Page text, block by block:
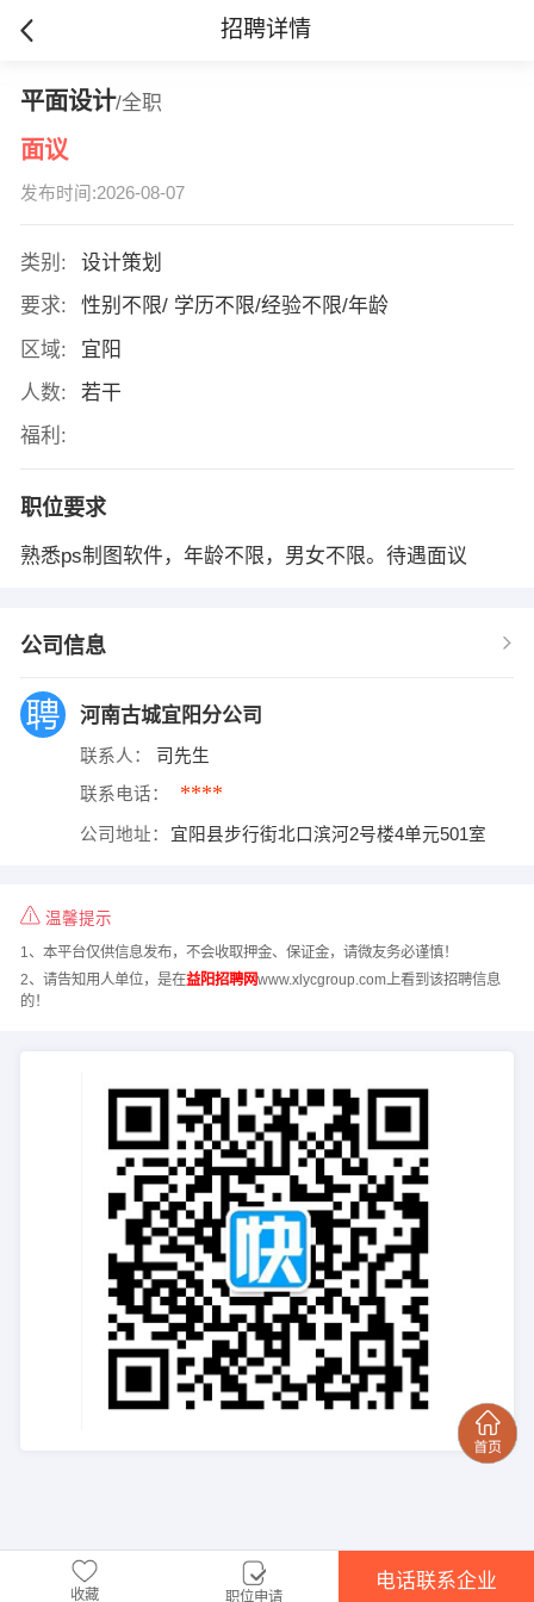
招聘详情
平面设计/全职
面议
发布时间:2026-08-07
类别:
设计策划
要求:
性别不限/ 学历不限/经验不限/年龄
区域:
宜阳
人数:
若干
福利:
职位要求
熟悉ps制图软件，年龄不限，男女不限。待遇面议
公司信息
河南古城宜阳分公司
联系人： 司先生
联系电话： ****
公司地址： 宜阳县步行街北口滨河2号楼4单元501室
温馨提示
1、本平台仅供信息发布，不会收取押金、保证金，请微友务必谨慎！
2、请告知用人单位，是在益阳招聘网www.xlycgroup.com上看到该招聘信息
的！
收藏 职位申请
电话联系企业